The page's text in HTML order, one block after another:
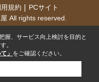
規約
PCサイト
All rights reserved.
握、サービス向上検討を目的と
。
」 をご確認ください。